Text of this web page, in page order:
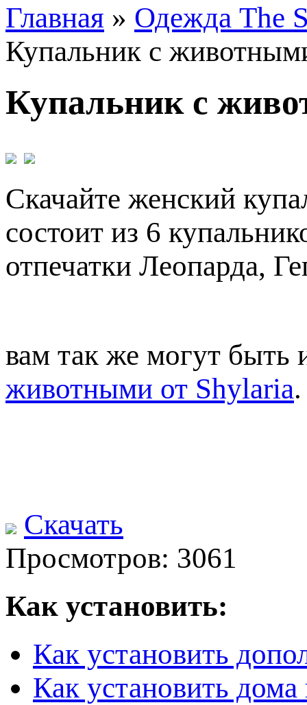
Главная » Одежда The
Купальник с
Купальник с
Скачайте женский
состоит из 6
отпечатки Леопарда,
вам так же могут быть
животными от Shylaria.
Скачать
Просмотров: 3061
Как установить:
Как установить
Как установить